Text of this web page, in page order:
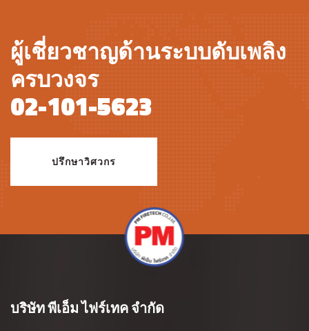
ผู้เชี่ยวชาญด้านระบบดับเพลิง
ครบวงจร
02-101-5623
ปรึกษาวิศวกร
บริษัท พีเอ็ม ไฟร์เทค จำกัด